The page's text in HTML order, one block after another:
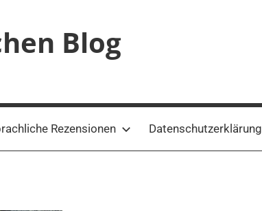
Blog
Rezensionen Datenschutzerklärung